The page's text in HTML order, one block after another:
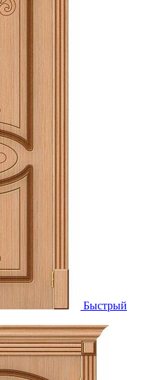
Быстрый